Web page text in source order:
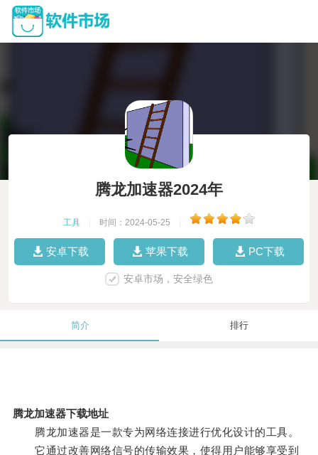
腾龙加速器2024年
工具 时间：2024-05-25
安卓下载 苹果下载 PC下载
安卓市场，安全绿色
简介 排行
腾龙加速器下载地址
腾龙加速器是一款专为网络连接进行优化设计的工具。
它通过改善网络信号的传输效果，使得用户能够享受到